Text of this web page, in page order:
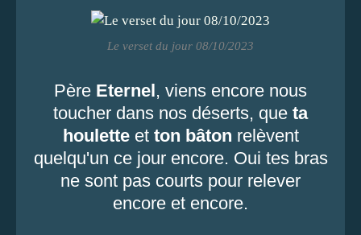
Le verset du jour 08/10/2023
Père Eternel, viens encore nous
toucher dans nos déserts, que ta
houletteet ton bâton relèvent
quelqu'un ce jour encore. Oui tes bras
ne sont pas courts pour relever
encore et encore.